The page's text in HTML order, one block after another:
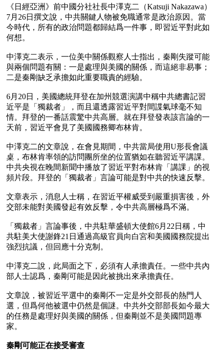
《日經亞洲》前中國分社社長中澤克二（Katsuji Nakazawa）
7月26日撰文說，中共關鍵人物被免職通常是政治原因。當
今時代，所有的政治問題都歸結爲一件事，即習近平對此如
何想。
中澤克二表示，一位美中關係觀察人士指出，秦剛失蹤可能
與兩個問題有關：一是處理與美國的關係，而這絕非易事；
二是秦剛缺乏承擔如此重要職責的經驗。
6月20日，美國總統拜登在加州競選演講中稱中共總書記習
近平是「獨裁者」，而且還透露習近平對間諜氣球毫不知
情。拜登的一番話震驚中共高層。就在拜登發表該言論的一
天前，習近平會見了美國國務卿布林肯。
中澤克二的文章說，在會見期間，中共當局使用U形長會議
桌，布林肯率領的訪問團所坐的位置猶如在聽習近平講課。
中共央視在晚間新聞中播放了習近平對布林肯「講課」的視
頻片段。拜登的「獨裁者」言論可能是對中共的快速反擊。
文章表示，消息人士稱，在習近平權威受到嚴重損害後，外
交部未能對美國發起有效反擊，令中共高層極爲不滿。
「獨裁者」言論事後，中共駐華盛頓大使館6月22日稱，中
共駐美大使謝鋒21日通過高級官員向白宮和美國國務院提出
強烈抗議，但回應十分克制。
中澤克二說，此局面之下，必須有人承擔責任。一些中共內
部人士認爲，秦剛可能是因此被挑出來承擔責任。
文章說，被習近平選中的秦剛不一定是外交部長的熱門人
選，但爲何他被選中仍然是個謎。中共外交部部長如今最大
的任務是處理好與美國的關係，但秦剛並不是美國問題專
家。
秦剛可能正在接受審查